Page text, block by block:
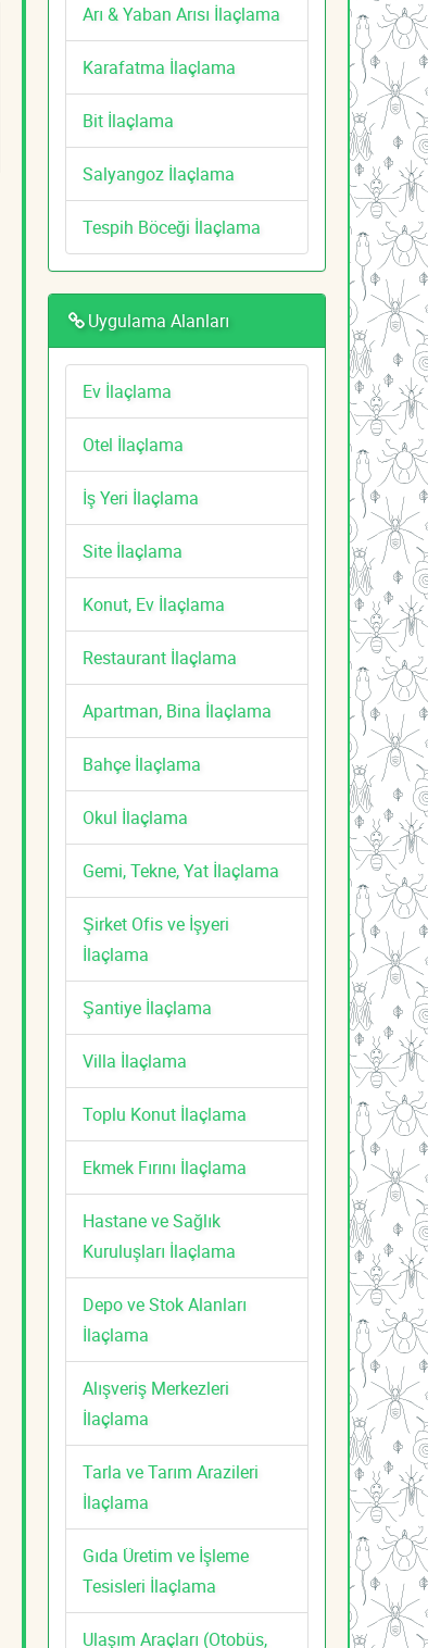
Arı & Yaban Arısı İlaçlama
Karafatma İlaçlama
Bit İlaçlama
Salyangoz İlaçlama
Tespih Böceği İlaçlama
Uygulama Alanları
Ev İlaçlama
Otel İlaçlama
İş Yeri İlaçlama
Site İlaçlama
Konut, Ev İlaçlama
Restaurant İlaçlama
Apartman, Bina İlaçlama
Bahçe İlaçlama
Okul İlaçlama
Gemi, Tekne, Yat İlaçlama
Şirket Ofis ve İşyeri
İlaçlama
Şantiye İlaçlama
Villa İlaçlama
Toplu Konut İlaçlama
Ekmek Fırını İlaçlama
Hastane ve Sağlık
Kuruluşları İlaçlama
Depo ve Stok Alanları
İlaçlama
Alışveriş Merkezleri
İlaçlama
Tarla ve Tarım Arazileri
İlaçlama
Gıda Üretim ve İşleme
Tesisleri İlaçlama
Ulaşım Araçları (Otobüs,